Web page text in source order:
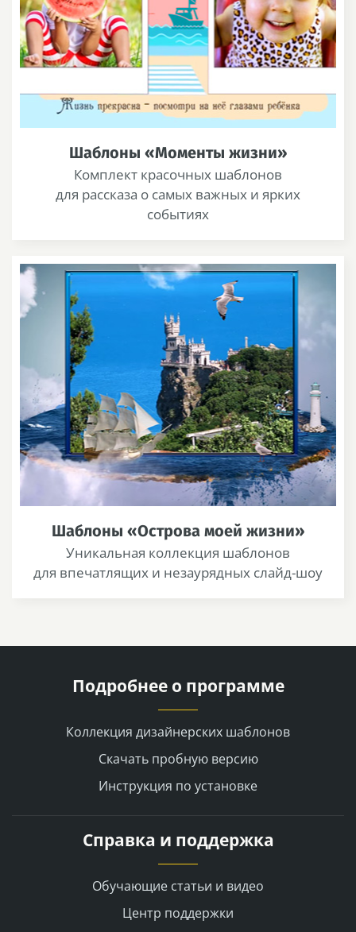
Шаблоны «Моменты жизни»
Комплект красочных шаблонов
для рассказа о самых важных и ярких
событиях
Шаблоны «Острова моей жизни»
Уникальная коллекция шаблонов
для впечатлящих и незаурядных слайд-шоу
Подробнее о программе
Коллекция дизайнерских шаблонов
Скачать пробную версию
Инструкция по установке
Справка и поддержка
Обучающие статьи и видео
Центр поддержки